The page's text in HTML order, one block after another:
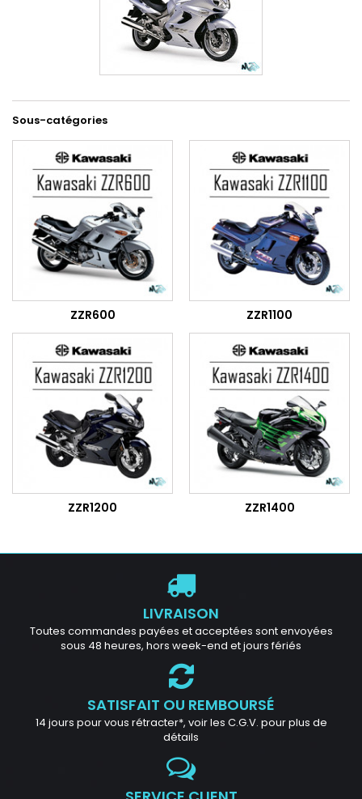
Sous-catégories
ZZR600 ZZR1100
ZZR1200 ZZR1400
LIVRAISON
Toutes commandes payées et acceptées sont envoyées
sous 48 heures, hors week-end et jours fériés
SATISFAIT OU REMBOURSÉ
14 jours pour vous rétracter*, voir les C.G.V. pour plus de
détails